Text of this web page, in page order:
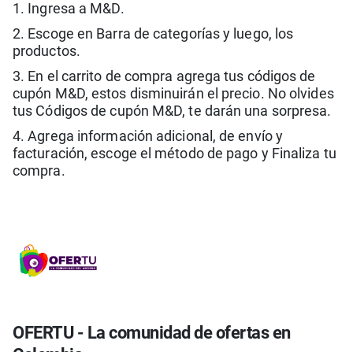
1. Ingresa a M&D.
2. Escoge en Barra de categorías y luego, los
productos.
3. En el carrito de compra agrega tus códigos de
cupón M&D, estos disminuirán el precio. No olvides
tus Códigos de cupón M&D, te darán una sorpresa.
4. Agrega información adicional, de envío y
facturación, escoge el método de pago y Finaliza tu
compra.
OFERTU - La comunidad de ofertas en